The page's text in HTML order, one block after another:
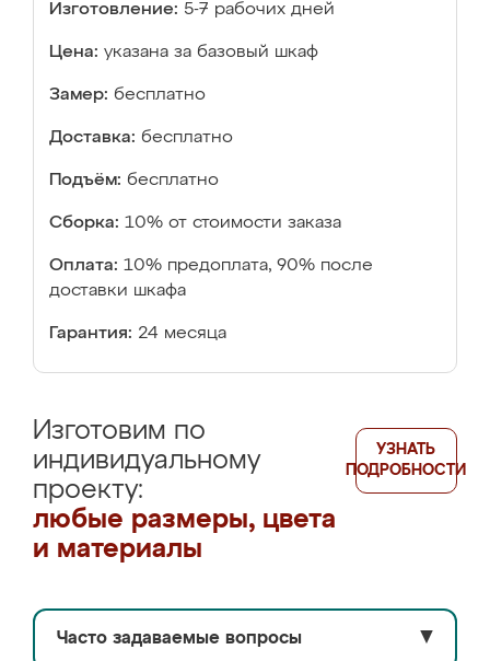
Изготовление: 5-7 рабочих дней
Цена: указана за базовый шкаф
Замер: бесплатно
Доставка: бесплатно
Подъём: бесплатно
Сборка: 10% от стоимости заказа
Оплата: 10% предоплата, 90% после
доставки шкафа
Гарантия: 24 месяца
Изготовим по
индивидуальному
проекту:
любые размеры, цвета
и материалы
УЗНАТЬ
ПОДРОБНОСТИ
Часто задаваемые вопросы ▼